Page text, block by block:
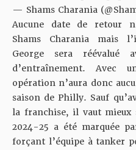
— Shams Charania
Aucune date de retour
Shams Charania mais
George sera réévalué
d’entraînement. Avec
opération n’aura donc
saison de Philly. Sauf
la franchise, il vaut mieux
2024-25 a été marquée
forçant l’équipe à tanker